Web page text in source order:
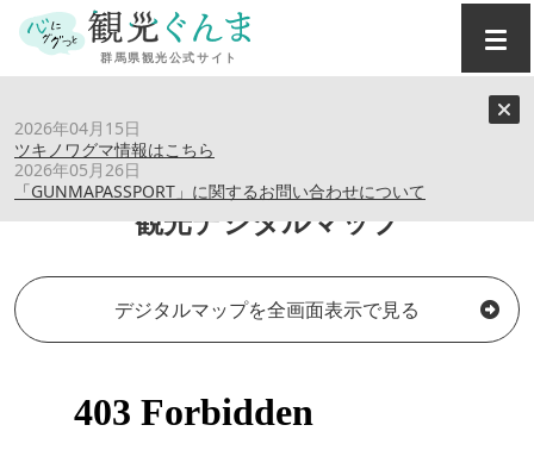
2026年04月15日
ツキノワグマ情報はこちら
2026年05月26日
「GUNMAPASSPORT」に関するお問い合わせについて
観光デジタルマップ
デジタルマップを全画面表示で見る